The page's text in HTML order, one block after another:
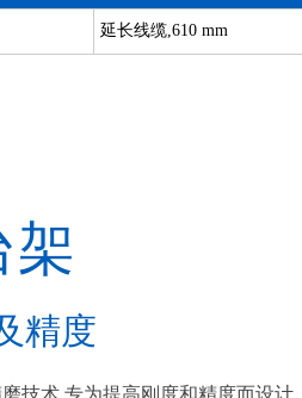
延长线缆,610 mm
架
精度
技术,专为提高刚度和精度而设计.